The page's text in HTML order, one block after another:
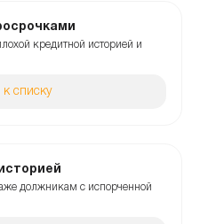
кредитной историей и
к списку
должникам с испорченной